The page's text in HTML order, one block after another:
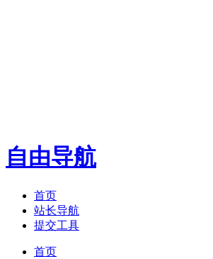
自由导航
首页
站长导航
提交工具
首页